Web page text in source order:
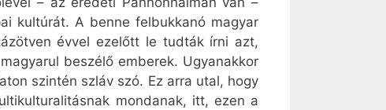
kultúrát. A benne felbukkanó magyar
évvel ezelőtt le tudták írni azt,
beszélő emberek. Ugyanakkor
szintén szláv szó. Ez arra utal, hogy
mondanak, itt, ezen a